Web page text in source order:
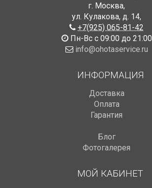
г. Москва,
ул. Кулакова, д. 14,
+7(925) 065-81-42
Пн-Вс с 09:00 до 21:00
info@ohotaservice.ru
ИНФОРМАЦИЯ
Доставка
Оплата
Гарантия
Блог
Фотогалерея
МОЙ КАБИНЕТ